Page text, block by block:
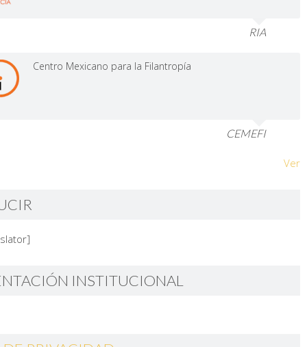
RIA
Centro Mexicano para la Filantropía
CEMEFI
Ver
INSTITUCIONAL